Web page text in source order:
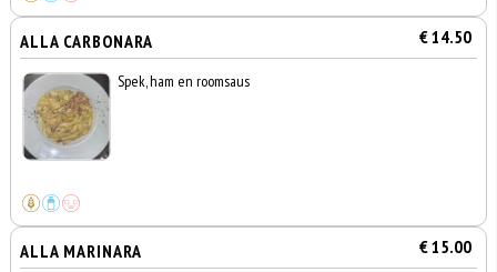
ALLA CARBONARA € 14.50
Spek, ham en roomsaus
ALLA MARINARA € 15.00